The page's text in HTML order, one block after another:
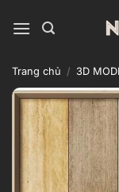
qua
dung
Trang chủ / 3D